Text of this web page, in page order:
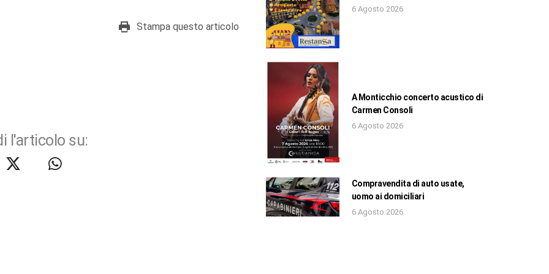
Stampa questo articolo
l'articolo su:
6 Agosto 2026
A Monticchio concerto acustico di
Carmen Consoli
6 Agosto 2026
Compravendita di auto usate,
uomo ai domiciliari
6 Agosto 2026